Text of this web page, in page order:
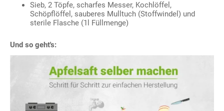
Sieb, 2 Töpfe, scharfes Messer, Kochlöffel,
Schöpflöffel, sauberes Mulltuch (Stoffwindel) und
sterile Flasche (1l Füllmenge)
Und so geht's: